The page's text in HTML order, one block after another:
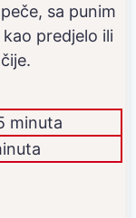
sa punim
predjelo ili
minuta